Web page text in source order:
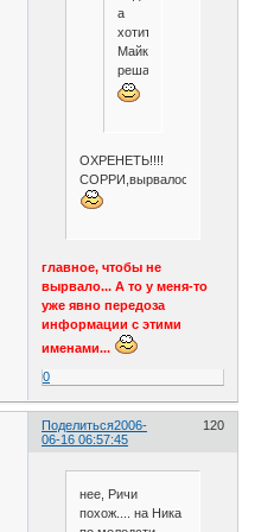
а
хотите-
Майклом...вам
решать..
ОХРЕНЕТЬ!!!!
СОРРИ,вырвалось
главное, чтобы не
вырвало... А то у меня-то
уже явно передоза
информации с этими
именами...
0
Поделиться 120
2006-
06-16 06:57:45
нее, Ричи
похож.... на Ника